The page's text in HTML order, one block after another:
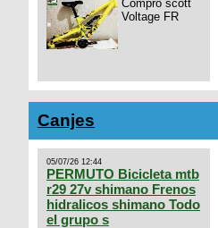
Compro scott
Voltage FR
Canjes
05/07/26 12:44
PERMUTO Bicicleta mtb
r29 27v shimano Frenos
hidralicos shimano Todo
el grupo s